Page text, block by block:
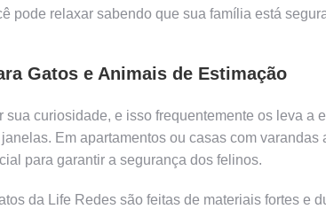
pode relaxar sabendo que sua família está
Gatos e Animais de Estimação
sua curiosidade, e isso frequentemente os leva a
Em apartamentos ou casas com
para garantir a segurança dos felinos.
da Life Redes são feitas de materiais fortes e